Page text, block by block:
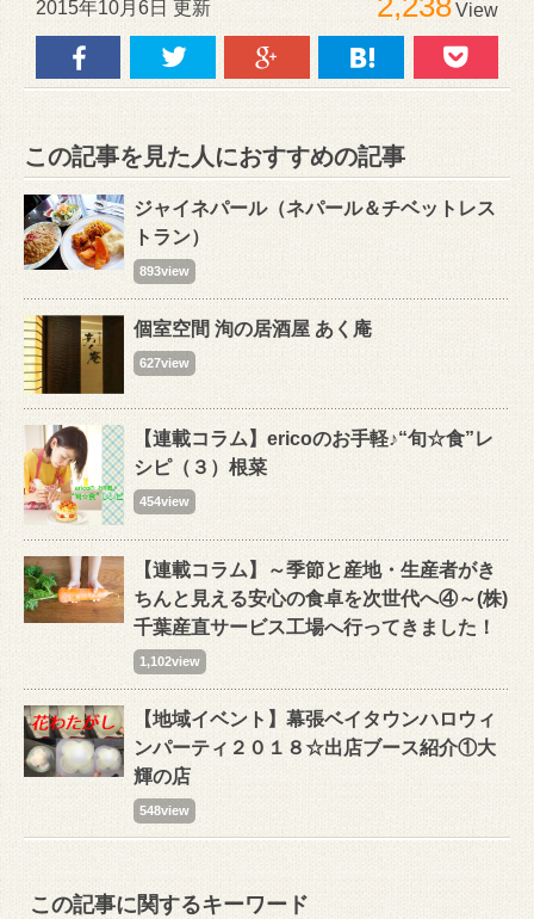
2015年10月6日 更新 View
この記事を見た人におすすめの記事
ジャイネパール（ネパール＆チベットレス
トラン）
893view
個室空間 洵の居酒屋 あく庵
627view
【連載コラム】ericoのお手軽♪“旬☆食”レ
シピ（３）根菜
454view
【連載コラム】～季節と産地・生産者がき
ちんと見える安心の食卓を次世代へ④～(株)
千葉産直サービス工場へ行ってきました！
1,102view
【地域イベント】幕張ベイタウンハロウィ
ンパーティ２０１８☆出店ブース紹介①大
輝の店
548view
この記事に関するキーワード